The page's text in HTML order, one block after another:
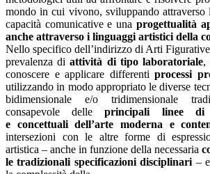
mondo in cui vivono, sviluppando attraverso
capacità comunicative e una progettualità
anche attraverso i linguaggi artistici della
Nello specifico dell’indirizzo di Arti
prevalenza diattività di tipo laboratoriale,
conoscere e applicare differentiprocessi
utilizzando in modo appropriato le diverse
bidimensionale e/o tridimensionale
consapevole delleprincipali linee di
e concettuali dell’arte moderna e
intersezioni con le altre forme di
artistica – anche in funzione della necessaria
le tradizionali specificazioni disciplinari –